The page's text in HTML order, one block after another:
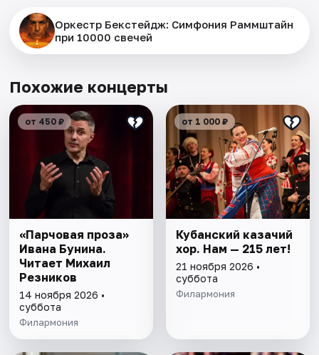
Оркестр Бекстейдж: Симфония Раммштайн
при 10000 свечей
Похожие концерты
от 450 ₽
«Парчовая проза»
Ивана Бунина.
Читает Михаил
Резников
14 ноября 2026 •
суббота
Филармония
от 1 000 ₽
Кубанский казачий
хор. Нам — 215 лет!
21 ноября 2026 •
суббота
Филармония